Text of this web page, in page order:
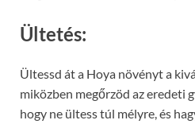
Ültetés:
Ültessd át a Hoya növényt a
miközben megőrzöd az eredeti
hogy ne ültess túl mélyre, és